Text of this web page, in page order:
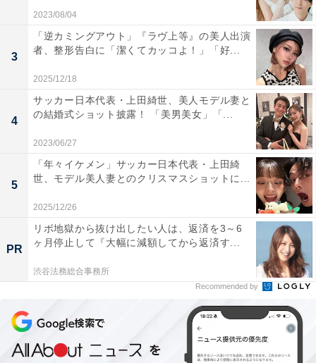
2023/08/04
3
「逆カミングアウト」『ラヴ上等』の美人出演
者、整形告白に「潔くてカッコよ！」「好...
2025/12/18
4
サッカー日本代表・上田綺世、美人モデル妻と
の結婚式ショット披露！ 「美男美女」「...
2023/06/27
5
「年々イケメン」サッカー日本代表・上田綺
世、モデル美人妻とのクリスマスショットに...
2025/12/26
PR
リボ地獄から抜け出したい人は、返済を3～6
ヶ月停止して『大幅に減額してから返済す...
渋谷法務総合事務所
Recommended by